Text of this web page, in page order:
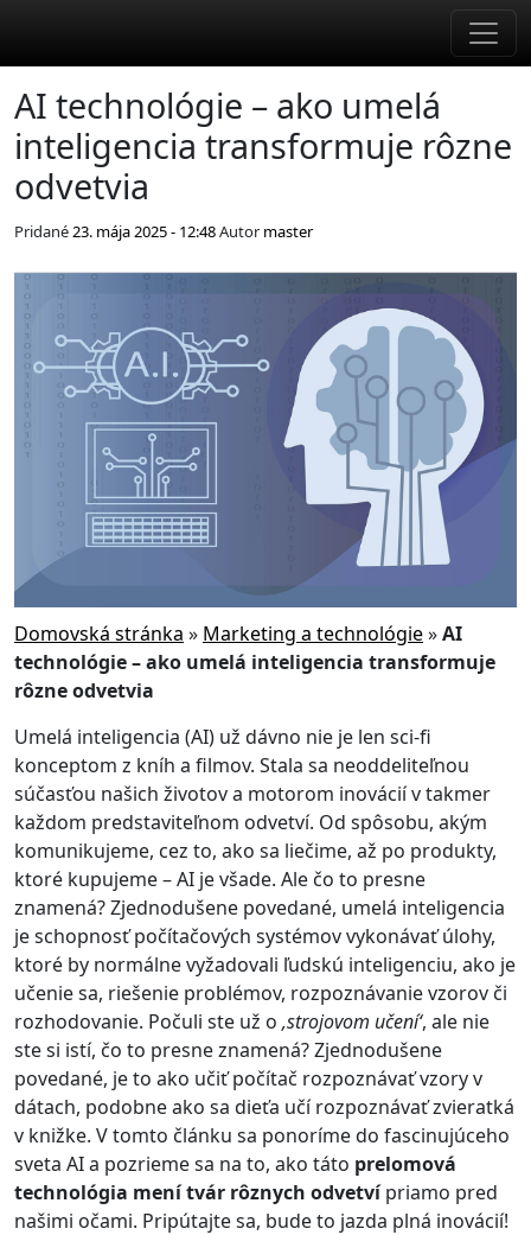
AI technológie – ako umelá
inteligencia transformuje rôzne
odvetvia
Pridané23. mája 2025 - 12:48Autor master
Domovská stránka » Marketing a technológie»AI
technológie – ako umelá inteligencia transformuje
rôzne odvetvia
Umelá inteligencia (AI) už dávno nie je len sci-fi
konceptom z kníh a filmov. Stala sa neoddeliteľnou
súčasťou našich životov a motorom inovácií v takmer
každom predstaviteľnom odvetví. Od spôsobu, akým
komunikujeme, cez to, ako sa liečime, až po produkty,
ktoré kupujeme – AI je všade. Ale čo to presne
znamená? Zjednodušene povedané, umelá inteligencia
je schopnosť počítačových systémov vykonávať úlohy,
ktoré by normálne vyžadovali ľudskú inteligenciu, ako je
učenie sa, riešenie problémov, rozpoznávanie vzorov či
rozhodovanie. Počuli ste už o ‚strojovom učení‘, ale nie
ste si istí, čo to presne znamená? Zjednodušene
povedané, je to ako učiť počítač rozpoznávať vzory v
dátach, podobne ako sa dieťa učí rozpoznávať zvieratká
v knižke. V tomto článku sa ponoríme do fascinujúceho
sveta AI a pozrieme sa na to, ako táto prelomová
technológia mení tvár rôznych odvetvípriamo pred
našimi očami. Pripútajte sa, bude to jazda plná inovácií!